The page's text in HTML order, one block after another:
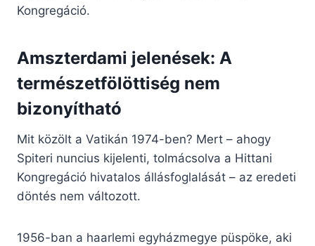
Kongregáció.
Amszterdami jelenések: A
természetfölöttiség nem
bizonyítható
Mit közölt a Vatikán 1974-ben? Mert – ahogy
Spiteri nuncius kijelenti, tolmácsolva a Hittani
Kongregáció hivatalos állásfoglalását – az eredeti
döntés nem változott.
1956-ban a haarlemi egyházmegye püspöke, aki